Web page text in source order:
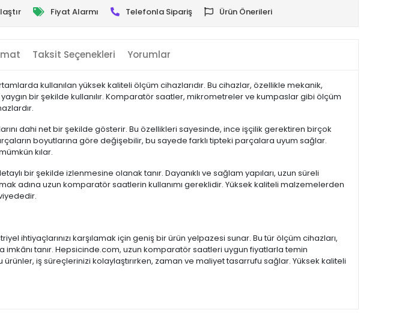
Fiyat Alarmı Telefonla Sipariş Ürün Önerileri
Taksit Seçenekleri Yorumlar
kullanılan yüksek kaliteli ölçüm cihazlarıdır. Bu cihazlar, özellikle mekanik,
bir şekilde kullanılır. Komparatör saatler, mikrometreler ve kumpaslar gibi ölçüm
dahi net bir şekilde gösterir. Bu özellikleri sayesinde, ince işçilik gerektiren birçok
boyutlarına göre değişebilir, bu sayede farklı tipteki parçalara uyum sağlar.
kılar.
bir şekilde izlenmesine olanak tanır. Dayanıklı ve sağlam yapıları, uzun süreli
adına uzun komparatör saatlerin kullanımı gereklidir. Yüksek kaliteli malzemelerden
ihtiyaçlarınızı karşılamak için geniş bir ürün yelpazesi sunar. Bu tür ölçüm cihazları,
tanır. Hepsicinde.com, uzun komparatör saatleri uygun fiyatlarla temin
ürünler, iş süreçlerinizi kolaylaştırırken, zaman ve maliyet tasarrufu sağlar. Yüksek kaliteli